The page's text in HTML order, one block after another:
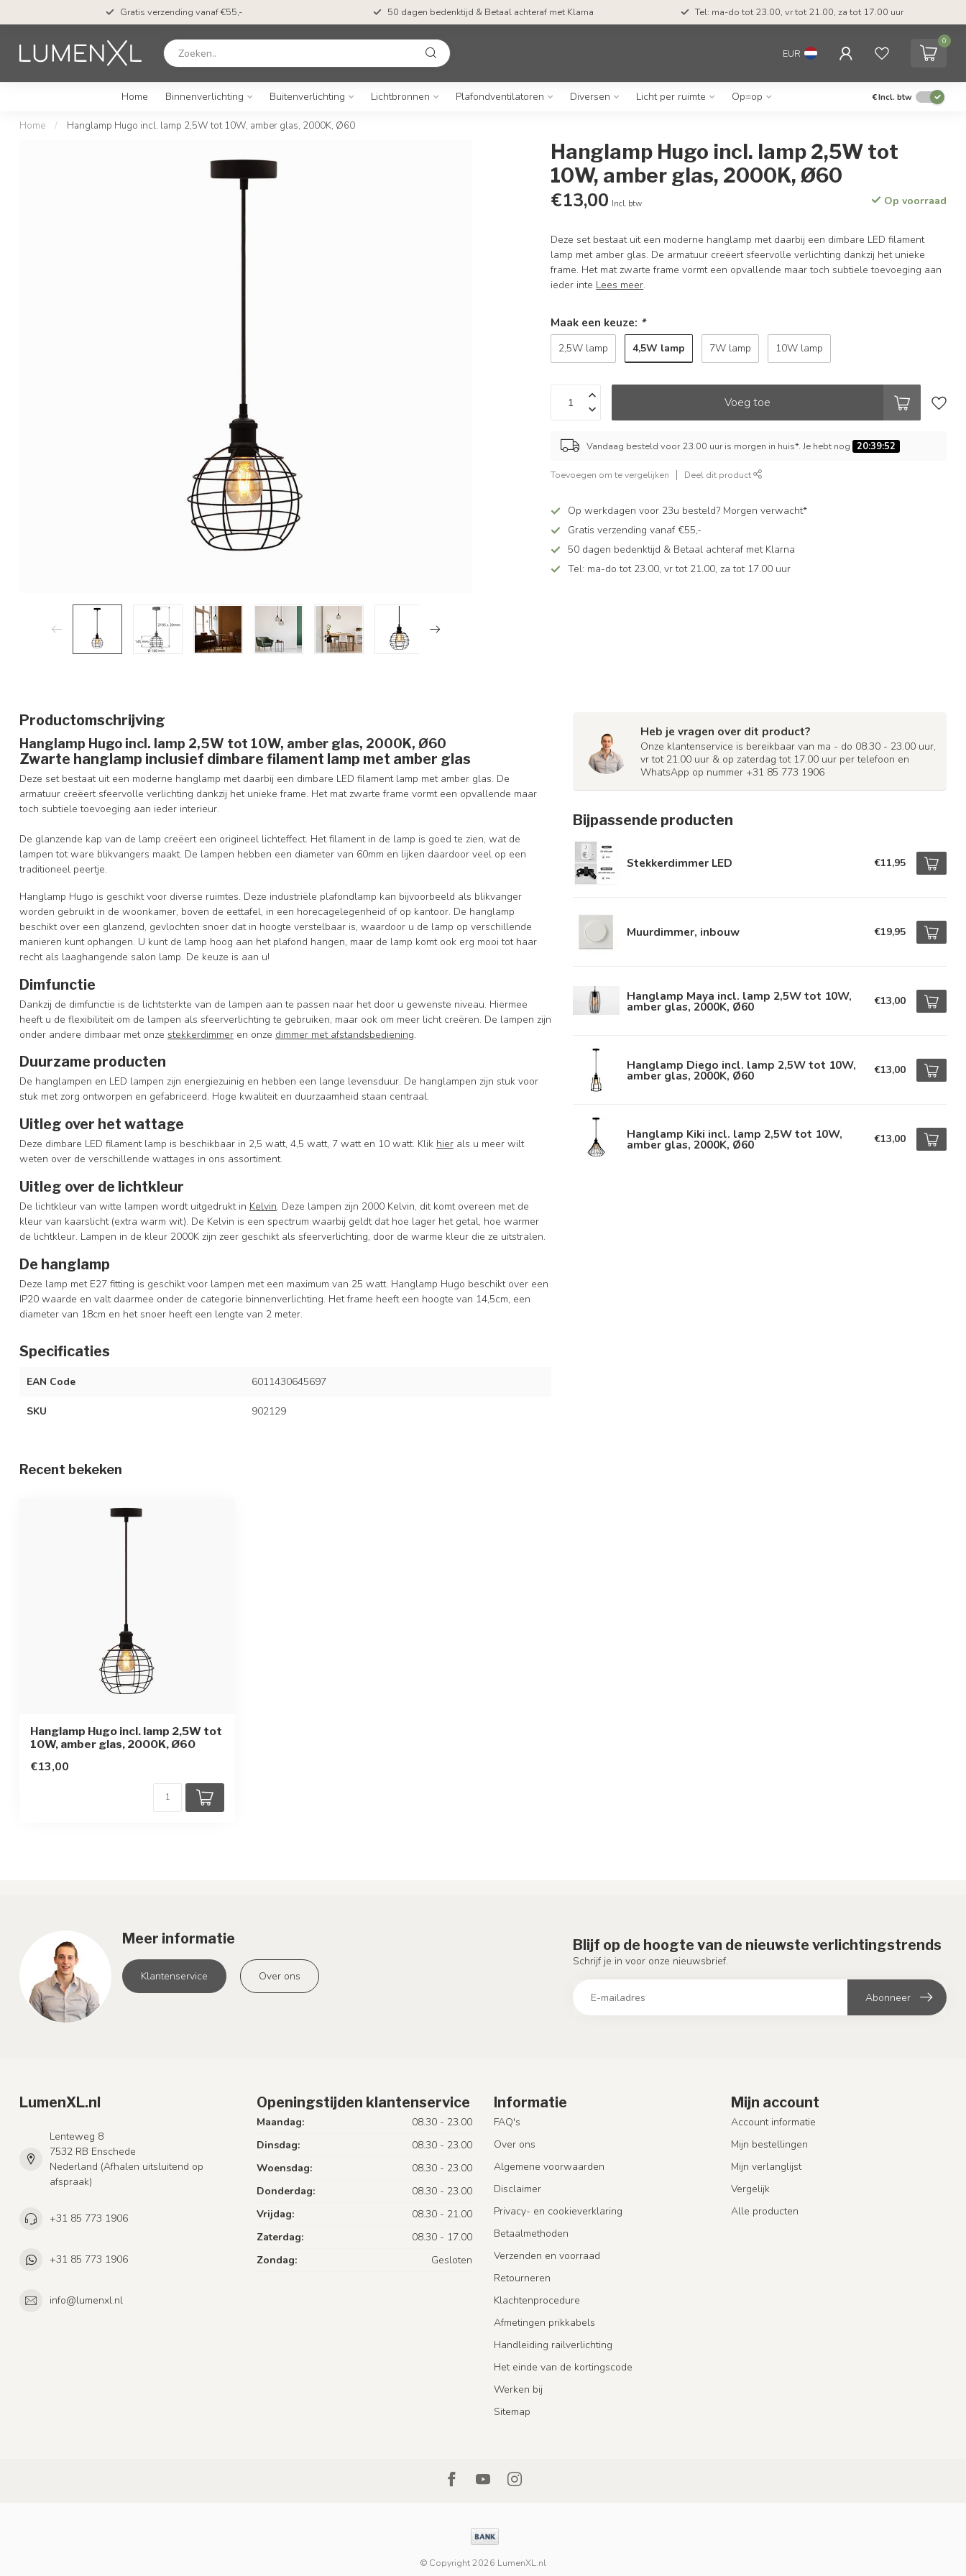
Gratis verzending vanaf €55,- 50 dagen bedenktijd & Betaal achteraf met Klarna Tel: ma-do tot 23.00, vr tot 21.00, za tot 17.00 uur
EUR
0
Home Binnenverlichting Buitenverlichting Lichtbronnen Plafondventilatoren Diversen Licht per ruimte Op=op €Incl. btw
Home / Hanglamp Hugo incl. lamp 2,5W tot 10W, amber glas, 2000K, Ø60
Hanglamp Hugo incl. lamp 2,5W tot
10W, amber glas, 2000K, Ø60
€13,00 Incl. btw Op voorraad
Deze set bestaat uit een moderne hanglamp met daarbij een dimbare LED filament
lamp met amber glas. De armatuur creëert sfeervolle verlichting dankzij het unieke
frame. Het mat zwarte frame vormt een opvallende maar toch subtiele toevoeging aan
ieder inte Lees meer.
Maak een keuze: *
2,5W lamp 4,5W lamp 7W lamp 10W lamp
Voeg toe
Vandaag besteld voor 23.00 uur is morgen in huis*. Je hebt nog 20:39:51
Toevoegen om te vergelijken Deel dit product
Op werkdagen voor 23u besteld? Morgen verwacht*
Gratis verzending vanaf €55,-
50 dagen bedenktijd & Betaal achteraf met Klarna
Tel: ma-do tot 23.00, vr tot 21.00, za tot 17.00 uur
Productomschrijving
Hanglamp Hugo incl. lamp 2,5W tot 10W, amber glas, 2000K, Ø60
Zwarte hanglamp inclusief dimbare filament lamp met amber glas
Deze set bestaat uit een moderne hanglamp met daarbij een dimbare LED filament lamp met amber glas. De
armatuur creëert sfeervolle verlichting dankzij het unieke frame. Het mat zwarte frame vormt een opvallende maar
toch subtiele toevoeging aan ieder interieur.
De glanzende kap van de lamp creëert een origineel lichteffect. Het filament in de lamp is goed te zien, wat de
lampen tot ware blikvangers maakt. De lampen hebben een diameter van 60mm en lijken daardoor veel op een
traditioneel peertje.
Hanglamp Hugo is geschikt voor diverse ruimtes. Deze industriële plafondlamp kan bijvoorbeeld als blikvanger
worden gebruikt in de woonkamer, boven de eettafel, in een horecagelegenheid of op kantoor. De hanglamp
beschikt over een glanzend, gevlochten snoer dat in hoogte verstelbaar is, waardoor u de lamp op verschillende
manieren kunt ophangen. U kunt de lamp hoog aan het plafond hangen, maar de lamp komt ook erg mooi tot haar
recht als laaghangende salon lamp. De keuze is aan u!
Dimfunctie
Dankzij de dimfunctie is de lichtsterkte van de lampen aan te passen naar het door u gewenste niveau. Hiermee
heeft u de flexibiliteit om de lampen als sfeerverlichting te gebruiken, maar ook om meer licht creëren. De lampen zijn
onder andere dimbaar met onze stekkerdimmer en onze dimmer met afstandsbediening.
Duurzame producten
De hanglampen en LED lampen zijn energiezuinig en hebben een lange levensduur. De hanglampen zijn stuk voor
stuk met zorg ontworpen en gefabriceerd. Hoge kwaliteit en duurzaamheid staan centraal.
Uitleg over het wattage
Deze dimbare LED filament lamp is beschikbaar in 2,5 watt, 4,5 watt, 7 watt en 10 watt. Klik hier als u meer wilt
weten over de verschillende wattages in ons assortiment.
Uitleg over de lichtkleur
De lichtkleur van witte lampen wordt uitgedrukt in Kelvin. Deze lampen zijn 2000 Kelvin, dit komt overeen met de
kleur van kaarslicht (extra warm wit). De Kelvin is een spectrum waarbij geldt dat hoe lager het getal, hoe warmer
de lichtkleur. Lampen in de kleur 2000K zijn zeer geschikt als sfeerverlichting, door de warme kleur die ze uitstralen.
De hanglamp
Deze lamp met E27 fitting is geschikt voor lampen met een maximum van 25 watt. Hanglamp Hugo beschikt over een
IP20 waarde en valt daarmee onder de categorie binnenverlichting. Het frame heeft een hoogte van 14,5cm, een
diameter van 18cm en het snoer heeft een lengte van 2 meter.
Specificaties
EAN Code 6011430645697
SKU 902129
Heb je vragen over dit product?
Onze klantenservice is bereikbaar van ma - do 08.30 - 23.00 uur,
vr tot 21.00 uur & op zaterdag tot 17.00 uur per telefoon en
WhatsApp op nummer +31 85 773 1906
Bijpassende producten
Stekkerdimmer LED €11,95
Muurdimmer, inbouw €19,95
Hanglamp Maya incl. lamp 2,5W tot 10W,
amber glas, 2000K, Ø60 €13,00
Hanglamp Diego incl. lamp 2,5W tot 10W,
amber glas, 2000K, Ø60 €13,00
Hanglamp Kiki incl. lamp 2,5W tot 10W,
amber glas, 2000K, Ø60 €13,00
Recent bekeken
Hanglamp Hugo incl. lamp 2,5W tot
10W, amber glas, 2000K, Ø60
€13,00
Meer informatie
Klantenservice Over ons
Blijf op de hoogte van de nieuwste verlichtingstrends
Schrijf je in voor onze nieuwsbrief.
Abonneer
LumenXL.nl
Lenteweg 8
7532 RB Enschede
Nederland (Afhalen uitsluitend op
afspraak)
+31 85 773 1906
+31 85 773 1906
info@lumenxl.nl
Openingstijden klantenservice
Maandag:
08.30 - 23.00
Dinsdag:
08.30 - 23.00
Woensdag:
08.30 - 23.00
Donderdag:
08.30 - 23.00
Vrijdag:
08.30 - 21.00
Zaterdag:
08.30 - 17.00
Zondag:
Gesloten
Informatie
FAQ's
Over ons
Algemene voorwaarden
Disclaimer
Privacy- en cookieverklaring
Betaalmethoden
Verzenden en voorraad
Retourneren
Klachtenprocedure
Afmetingen prikkabels
Handleiding railverlichting
Het einde van de kortingscode
Werken bij
Sitemap
Mijn account
Account informatie
Mijn bestellingen
Mijn verlanglijst
Vergelijk
Alle producten
© Copyright 2026 LumenXL.nl